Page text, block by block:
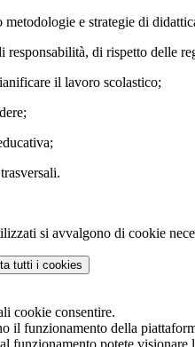
e strategie di
responsabilità, di rispetto delle
il lavoro scolastico;
si avvalgono di cookie
tutti i cookies
cookie consentire.
il funzionamento della
funzionamento potete visionare